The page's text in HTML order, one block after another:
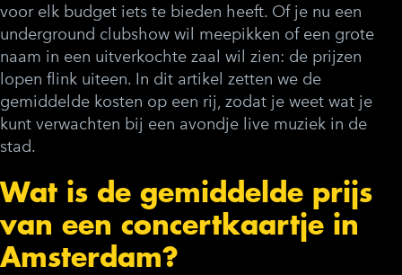
voor elk budget iets te bieden heeft. Of je nu een
underground clubshow wil meepikken of een grote
naam in een uitverkochte zaal wil zien: de prijzen
lopen flink uiteen. In dit artikel zetten we de
gemiddelde kosten op een rij, zodat je weet wat je
kunt verwachten bij een avondje live muziek in de
stad.
Wat is de gemiddelde prijs
van een concertkaartje in
Amsterdam?